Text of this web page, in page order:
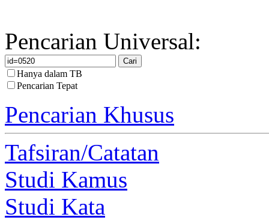
Pencarian Universal:
Hanya dalam TB
Pencarian Tepat
Pencarian Khusus
Tafsiran/Catatan
Studi Kamus
Studi Kata